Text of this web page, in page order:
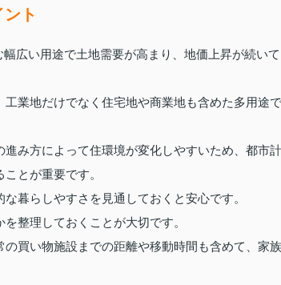
ト
広い用途で土地需要が高まり、地価上昇が続いて
業地だけでなく住宅地や商業地も含めた多用途で
み方によって住環境が変化しやすいため、都市計
とが重要です。
暮らしやすさを見通しておくと安心です。
整理しておくことが大切です。
買い物施設までの距離や移動時間も含めて、家族